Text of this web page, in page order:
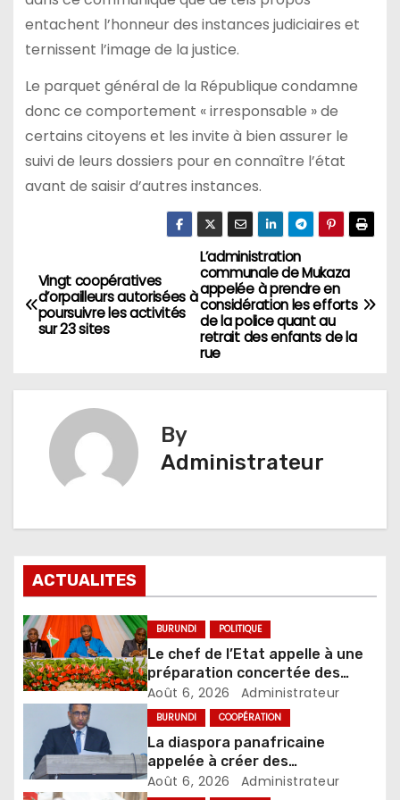
entachent l’honneur des instances judiciaires et
ternissent l’image de la justice.
Le parquet général de la République condamne
donc ce comportement « irresponsable » de
certains citoyens et les invite à bien assurer le
suivi de leurs dossiers pour en connaître l’état
avant de saisir d’autres instances.
Navigation
de
l’article
L’administration
communale de Mukaza
appelée à prendre en
considération les efforts
de la police quant au
retrait des enfants de la
rue
Vingt coopératives
d’orpailleurs autorisées à
poursuivre les activités
sur 23 sites
By
Administrateur
ACTUALITES
BURUNDI POLITIQUE
Le chef de l’Etat appelle à une
préparation concertée des
élections de 2027
Août 6, 2026 Administrateur
BURUNDI COOPÉRATION
La diaspora panafricaine
appelée à créer des
mécanismes favorisant
Août 6, 2026 Administrateur